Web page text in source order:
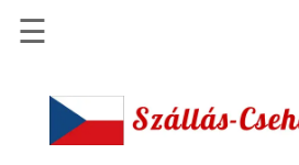
Szállások
☰